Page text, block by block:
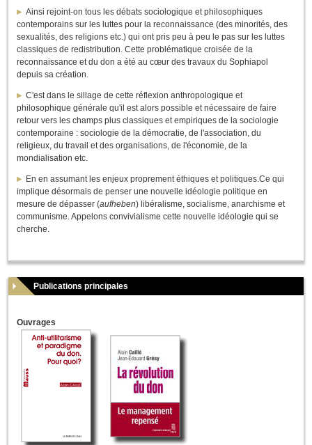
Ainsi rejoint-on tous les débats sociologique et philosophiques
contemporains sur les luttes pour la reconnaissance (des minorités, des
sexualités, des religions etc.) qui ont pris peu à peu le pas sur les luttes
classiques de redistribution. Cette problématique croisée de la
reconnaissance et du don a été au cœur des travaux du Sophiapol
depuis sa création.
C'est dans le sillage de cette réflexion anthropologique et
philosophique générale qu'il est alors possible et nécessaire de faire
retour vers les champs plus classiques et empiriques de la sociologie
contemporaine : sociologie de la démocratie, de l'association, du
religieux, du travail et des organisations, de l'économie, de la
mondialisation etc.
En en assumant les enjeux proprement éthiques et politiques.Ce qui
implique désormais de penser une nouvelle idéologie politique en
mesure de dépasser (aufheben) libéralisme, socialisme, anarchisme et
communisme. Appelons convivialisme cette nouvelle idéologie qui se
cherche.
Publications principales
Ouvrages